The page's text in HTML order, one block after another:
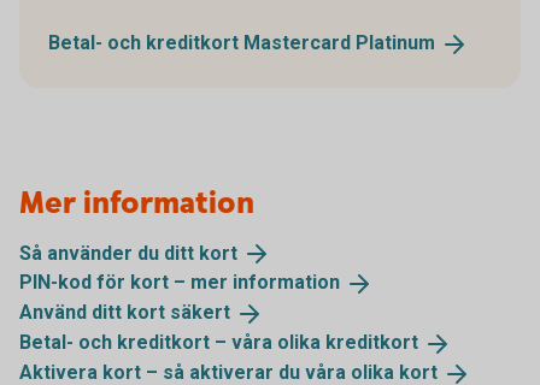
Betal- och kreditkort Mastercard Platinum
Mer information
Så använder du ditt kort
PIN-kod för kort – mer information
Använd ditt kort säkert
Betal- och kreditkort – våra olika kreditkort
Aktivera kort – så aktiverar du våra olika kort